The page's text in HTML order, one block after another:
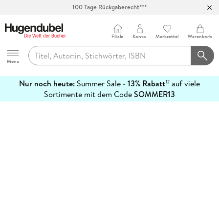
100 Tage Rückgaberecht***
Hugendubel
Menu
Filiale Konto Merkzettel Warenkorb
Nur noch heute: Summer Sale - 13% Rabatt12 auf viele
Sortimente mit dem CodeSOMMER13
erfahren